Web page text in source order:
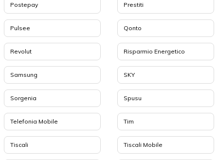
Postepay Prestiti
Pulsee Qonto
Revolut Risparmio Energetico
Samsung SKY
Sorgenia Spusu
Telefonia Mobile Tim
Tiscali Tiscali Mobile